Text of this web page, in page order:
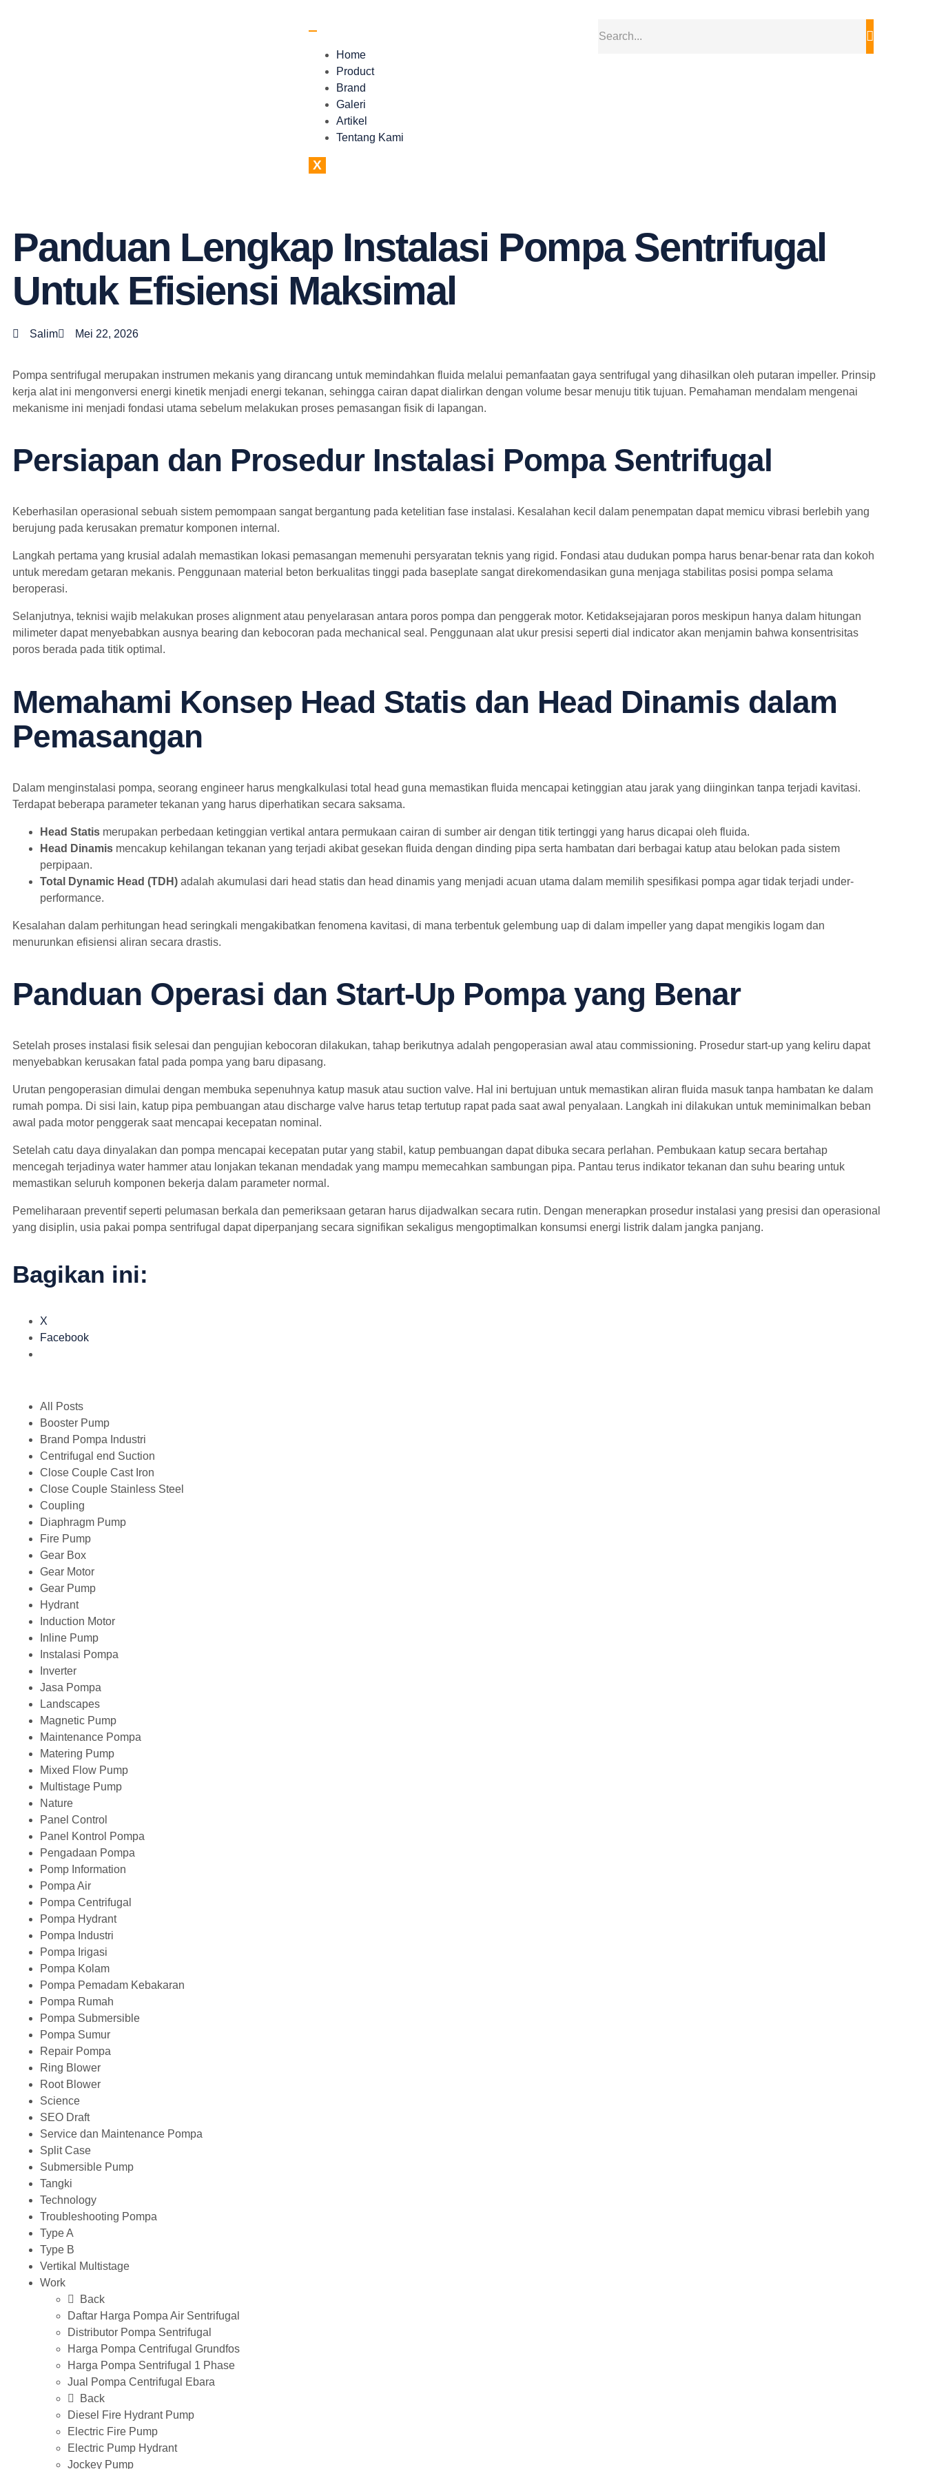
Home
Product
Brand
Galeri
Artikel
Tentang Kami
X
Panduan Lengkap Instalasi Pompa Sentrifugal
Untuk Efisiensi Maksimal
Salim Mei 22, 2026
Pompa sentrifugal merupakan instrumen mekanis yang dirancang untuk memindahkan fluida melalui pemanfaatan gaya sentrifugal yang dihasilkan oleh putaran impeller. Prinsip
kerja alat ini mengonversi energi kinetik menjadi energi tekanan, sehingga cairan dapat dialirkan dengan volume besar menuju titik tujuan. Pemahaman mendalam mengenai
mekanisme ini menjadi fondasi utama sebelum melakukan proses pemasangan fisik di lapangan.
Persiapan dan Prosedur Instalasi Pompa Sentrifugal
Keberhasilan operasional sebuah sistem pemompaan sangat bergantung pada ketelitian fase instalasi. Kesalahan kecil dalam penempatan dapat memicu vibrasi berlebih yang
berujung pada kerusakan prematur komponen internal.
Langkah pertama yang krusial adalah memastikan lokasi pemasangan memenuhi persyaratan teknis yang rigid. Fondasi atau dudukan pompa harus benar-benar rata dan kokoh
untuk meredam getaran mekanis. Penggunaan material beton berkualitas tinggi pada baseplate sangat direkomendasikan guna menjaga stabilitas posisi pompa selama
beroperasi.
Selanjutnya, teknisi wajib melakukan proses alignment atau penyelarasan antara poros pompa dan penggerak motor. Ketidaksejajaran poros meskipun hanya dalam hitungan
milimeter dapat menyebabkan ausnya bearing dan kebocoran pada mechanical seal. Penggunaan alat ukur presisi seperti dial indicator akan menjamin bahwa konsentrisitas
poros berada pada titik optimal.
Memahami Konsep Head Statis dan Head Dinamis dalam
Pemasangan
Dalam menginstalasi pompa, seorang engineer harus mengkalkulasi total head guna memastikan fluida mencapai ketinggian atau jarak yang diinginkan tanpa terjadi kavitasi.
Terdapat beberapa parameter tekanan yang harus diperhatikan secara saksama.
Head Statis merupakan perbedaan ketinggian vertikal antara permukaan cairan di sumber air dengan titik tertinggi yang harus dicapai oleh fluida.
Head Dinamis mencakup kehilangan tekanan yang terjadi akibat gesekan fluida dengan dinding pipa serta hambatan dari berbagai katup atau belokan pada sistem
perpipaan.
Total Dynamic Head (TDH) adalah akumulasi dari head statis dan head dinamis yang menjadi acuan utama dalam memilih spesifikasi pompa agar tidak terjadi under-
performance.
Kesalahan dalam perhitungan head seringkali mengakibatkan fenomena kavitasi, di mana terbentuk gelembung uap di dalam impeller yang dapat mengikis logam dan
menurunkan efisiensi aliran secara drastis.
Panduan Operasi dan Start-Up Pompa yang Benar
Setelah proses instalasi fisik selesai dan pengujian kebocoran dilakukan, tahap berikutnya adalah pengoperasian awal atau commissioning. Prosedur start-up yang keliru dapat
menyebabkan kerusakan fatal pada pompa yang baru dipasang.
Urutan pengoperasian dimulai dengan membuka sepenuhnya katup masuk atau suction valve. Hal ini bertujuan untuk memastikan aliran fluida masuk tanpa hambatan ke dalam
rumah pompa. Di sisi lain, katup pipa pembuangan atau discharge valve harus tetap tertutup rapat pada saat awal penyalaan. Langkah ini dilakukan untuk meminimalkan beban
awal pada motor penggerak saat mencapai kecepatan nominal.
Setelah catu daya dinyalakan dan pompa mencapai kecepatan putar yang stabil, katup pembuangan dapat dibuka secara perlahan. Pembukaan katup secara bertahap
mencegah terjadinya water hammer atau lonjakan tekanan mendadak yang mampu memecahkan sambungan pipa. Pantau terus indikator tekanan dan suhu bearing untuk
memastikan seluruh komponen bekerja dalam parameter normal.
Pemeliharaan preventif seperti pelumasan berkala dan pemeriksaan getaran harus dijadwalkan secara rutin. Dengan menerapkan prosedur instalasi yang presisi dan operasional
yang disiplin, usia pakai pompa sentrifugal dapat diperpanjang secara signifikan sekaligus mengoptimalkan konsumsi energi listrik dalam jangka panjang.
Bagikan ini:
X
Facebook
All Posts
Booster Pump
Brand Pompa Industri
Centrifugal end Suction
Close Couple Cast Iron
Close Couple Stainless Steel
Coupling
Diaphragm Pump
Fire Pump
Gear Box
Gear Motor
Gear Pump
Hydrant
Induction Motor
Inline Pump
Instalasi Pompa
Inverter
Jasa Pompa
Landscapes
Magnetic Pump
Maintenance Pompa
Matering Pump
Mixed Flow Pump
Multistage Pump
Nature
Panel Control
Panel Kontrol Pompa
Pengadaan Pompa
Pomp Information
Pompa Air
Pompa Centrifugal
Pompa Hydrant
Pompa Industri
Pompa Irigasi
Pompa Kolam
Pompa Pemadam Kebakaran
Pompa Rumah
Pompa Submersible
Pompa Sumur
Repair Pompa
Ring Blower
Root Blower
Science
SEO Draft
Service dan Maintenance Pompa
Split Case
Submersible Pump
Tangki
Technology
Troubleshooting Pompa
Type A
Type B
Vertikal Multistage
Work
Back
Daftar Harga Pompa Air Sentrifugal
Distributor Pompa Sentrifugal
Harga Pompa Centrifugal Grundfos
Harga Pompa Sentrifugal 1 Phase
Jual Pompa Centrifugal Ebara
Back
Diesel Fire Hydrant Pump
Electric Fire Pump
Electric Pump Hydrant
Jockey Pump